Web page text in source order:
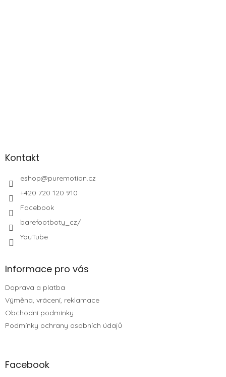
Kontakt
eshop@puremotion.cz
+420 720 120 910
Facebook
barefootboty_cz/
YouTube
Informace pro vás
Doprava a platba
Výměna, vrácení, reklamace
Obchodní podmínky
Podmínky ochrany osobních údajů
Facebook